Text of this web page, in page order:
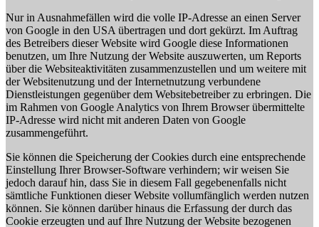
Nur in Ausnahmefällen wird die volle IP-Adresse an einen Server
von Google in den USA übertragen und dort gekürzt. Im Auftrag
des Betreibers dieser Website wird Google diese Informationen
benutzen, um Ihre Nutzung der Website auszuwerten, um Reports
über die Websiteaktivitäten zusammenzustellen und um weitere mit
der Websitenutzung und der Internetnutzung verbundene
Dienstleistungen gegenüber dem Websitebetreiber zu erbringen. Die
im Rahmen von Google Analytics von Ihrem Browser übermittelte
IP-Adresse wird nicht mit anderen Daten von Google
zusammengeführt.
Sie können die Speicherung der Cookies durch eine entsprechende
Einstellung Ihrer Browser-Software verhindern; wir weisen Sie
jedoch darauf hin, dass Sie in diesem Fall gegebenenfalls nicht
sämtliche Funktionen dieser Website vollumfänglich werden nutzen
können. Sie können darüber hinaus die Erfassung der durch das
Cookie erzeugten und auf Ihre Nutzung der Website bezogenen